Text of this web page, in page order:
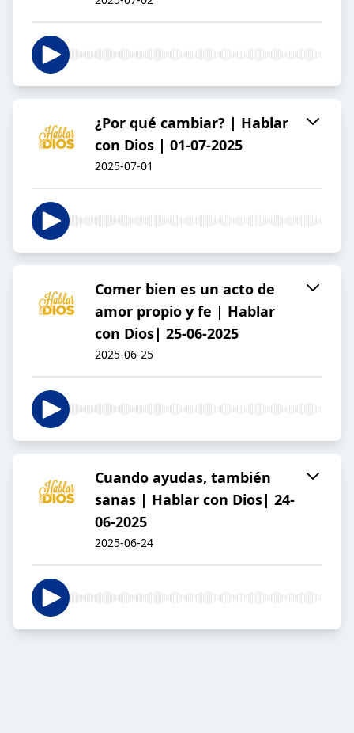
¿Por qué cambiar? | Hablar
con Dios | 01-07-2025
2025-07-01
Comer bien es un acto de
amor propio y fe | Hablar
con Dios| 25-06-2025
2025-06-25
Cuando ayudas, también
sanas | Hablar con Dios| 24-
06-2025
2025-06-24